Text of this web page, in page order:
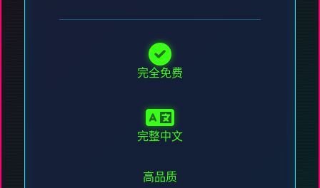
完全免费
完整中文
高品质